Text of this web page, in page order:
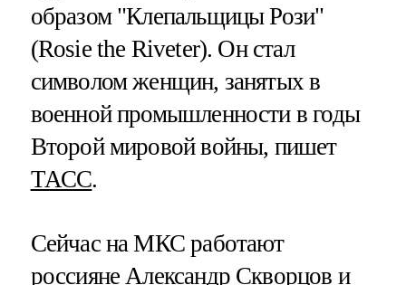
образом "Клепальщицы Рози"
(Rosie the Riveter). Он стал
символом женщин, занятых в
военной промышленности в годы
Второй мировой войны, пишет
ТАСС.
Сейчас на МКС работают
россияне Александр Скворцов и